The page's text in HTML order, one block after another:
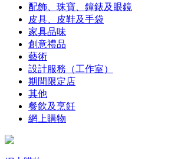
配飾、珠寶、鐘錶及眼鏡
皮具、皮鞋及手袋
家具品味
創意禮品
藝術
設計服務（工作室）
期間限定店
其他
餐飲及烹飪
網上購物